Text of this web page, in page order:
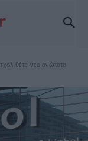
θέτει νέο ανώτατο